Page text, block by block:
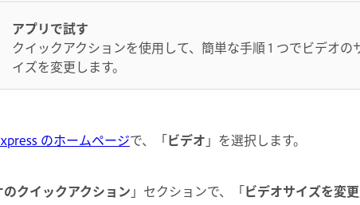
アプリで試す
クイックアクションを使用して、簡単な手順 1 つでビデオの
イズを変更します。
のホームページで、「ビデオ 」を選択します。
のクイックアクション 」セクションで、「ビデオサイズを変更